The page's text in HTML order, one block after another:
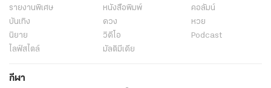
รายงานพิเศษ หนังสือพิมพ์
คอลัมน์
บันเทิง
ดวง
หวย
นิยาย
วิดีโอ
Podcast
ไลฟ์สไตล์
มัลติมีเดีย
กีฬา